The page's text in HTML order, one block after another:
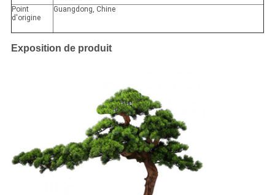
Point
d'origine
Guangdong, Chine
Exposition de produit